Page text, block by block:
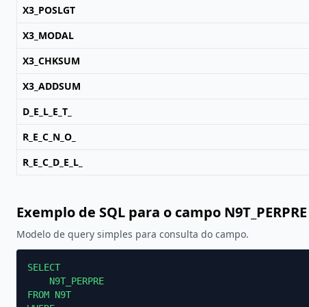
X3_POSLGT
X3_MODAL
X3_CHKSUM
X3_ADDSUM
D_E_L_E_T_
R_E_C_N_O_
R_E_C_D_E_L_
Exemplo de SQL para o campo N9T_PERPRE
Modelo de query simples para consulta do campo.
SELECT
    N9T_PERPRE
FROM N9T